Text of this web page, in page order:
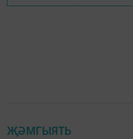
ҖӘМГЫЯТЬ